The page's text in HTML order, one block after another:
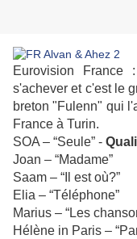
Eurovision
s'achever et c'est le
breton "Fulenn" qui
France à Turin.
SOA – “Seule” -
Joan – “Madame”
Saam – “Il est où?”
Elia – “Téléphone”
Marius – “Les
Hélène in Paris –